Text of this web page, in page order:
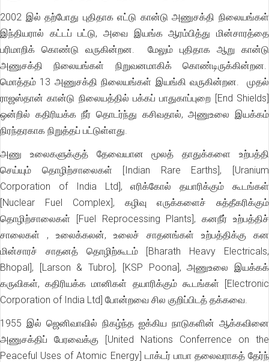
2002 இல் தற்போது புதிதாக எட்டு கான்டு அணுசக்தி நிலையங்கள்
இந்தியரால் கட்டப் பட்டு, அவை இயங்க ஆரம்பித்து மின்சாரத்தை
பரிமாறிக் கொண்டு வருகின்றன. மேலும் புதிதாக ஆறு கான்டு
அணுசக்தி நிலையங்கள் நிறுவனமாகிக் கொண்டிருக்கின்றன.
மொத்தம் 13 அணுசக்தி நிலையங்கள் இயங்கி வருகின்றன. முதல்
ராஜஸ்தான் கான்டு நிலையத்தில் பக்கப் பாதுகாப்புறை [End Shields]
ஒன்றில் கதிரியக்க நீர் தொடர்ந்து கசிவதால், அணுஉலை இயக்கம்
நிரந்தரகாக நிறுத்தப் பட்டுள்ளது.
அணு உலைகளுக்குத் தேவையான மூலத் தாதுக்களை உற்பத்தி
செய்யும் தொழிற்சாலைகள் [Indian Rare Earths], [Uranium
Corporation of India Ltd], எரிக்கோல் தயாரிக்கும் கூடங்கள்
[Nuclear Fuel Complex], கழிவு எருக்களைச் சுத்தீகரிக்கும்
தொழிற்சாலைகள் [Fuel Reprocessing Plants], கனநீர் உற்பத்திச்
சாலைகள் , உலைக்கலன், உலைச் சாதனங்கள் உற்பத்திக்கு கன
மின்சாரச் சாதனத் தொழிற்கூடம் [Bharath Heavy Electricals,
Bhopal], [Larson & Tubro], [KSP Poona], அணுஉலை இயக்கக்
கருவிகள், கதிரியக்க மானிகள் தயாரிக்கும் கூடங்கள் [Electronic
Corporation of India Ltd] போன்றவை சில குறிப்பிடத் தக்கவை.
1955 இல் ஜெனிவாவில் நிகழ்ந்த ஐக்கிய நாடுகளின் ஆக்கவினை
அணுசக்திப் பேரவைக்கு [United Nations Conferrence on the
Peaceful Uses of Atomic Energy] டாக்டர் பாபா தலைவராகத் தேர்ந்